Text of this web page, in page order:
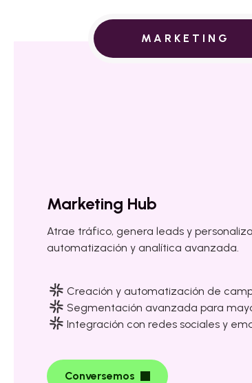
MARKETING
Marketing Hub
Atrae tráfico, genera leads y
automatización y analítica avanzada.
Creación y automatización de
Segmentación avanzada para
Integración con redes sociales y
Conversemos